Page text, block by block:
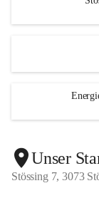
Unser
Stössing 7, 3073